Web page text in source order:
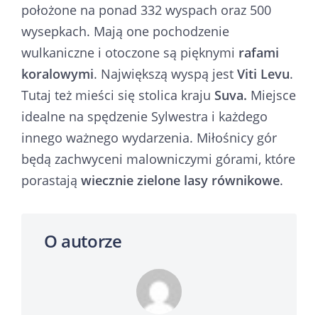
położone na ponad 332 wyspach oraz 500
wysepkach. Mają one pochodzenie
wulkaniczne i otoczone są pięknymi rafami
koralowymi. Największą wyspą jest Viti Levu.
Tutaj też mieści się stolica kraju Suva. Miejsce
idealne na spędzenie Sylwestra i każdego
innego ważnego wydarzenia. Miłośnicy gór
będą zachwyceni malowniczymi górami, które
porastają wiecznie zielone lasy równikowe.
O autorze